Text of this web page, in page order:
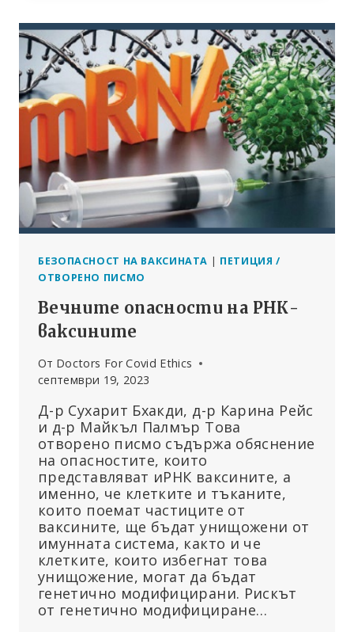
RSV
НА
PFIZER:
ДА
УБИЕШ
4000
НОВОРОДЕНИ,
ЗА
ДА
СПАСИШ
300
ОТ
RSV?
БЕЗОПАСНОСТ НА ВАКСИНАТА | ПЕТИЦИЯ /
ОТВОРЕНО ПИСМО
Вечните опасности на РНК-
ваксините
От Doctors For Covid Ethics
септември 19, 2023
Д-р Сухарит Бхакди, д-р Карина Рейс
и д-р Майкъл Палмър Това
отворено писмо съдържа обяснение
на опасностите, които
представляват иРНК ваксините, а
именно, че клетките и тъканите,
които поемат частиците от
ваксините, ще бъдат унищожени от
имунната система, както и че
клетките, които избегнат това
унищожение, могат да бъдат
генетично модифицирани. Рискът
от генетично модифициране…